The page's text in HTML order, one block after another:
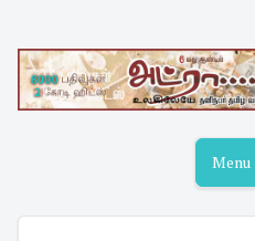
content
Menu